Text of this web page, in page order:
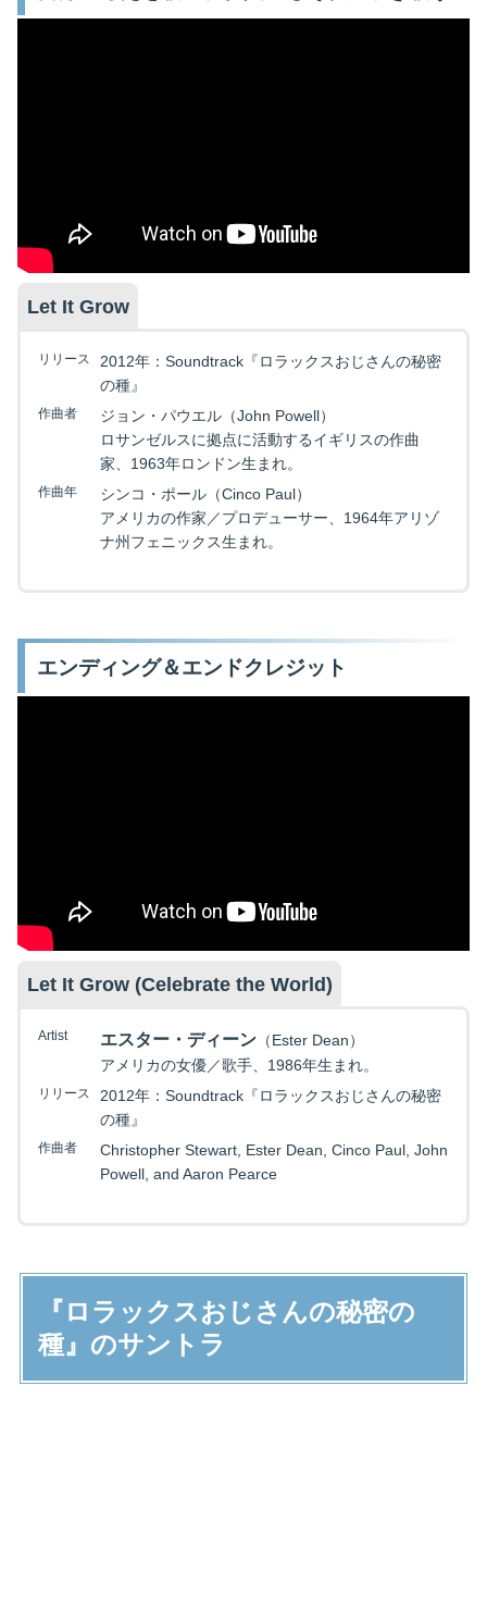
Let It Grow
リリース
2012年：Soundtrack『ロラックスおじさんの秘密
の種』
作曲者
ジョン・パウエル（John Powell）
ロサンゼルスに拠点に活動するイギリスの作曲
家、1963年ロンドン生まれ。
作曲年
シンコ・ポール（Cinco Paul）
アメリカの作家／プロデューサー、1964年アリゾ
ナ州フェニックス生まれ。
エンディング＆エンドクレジット
Let It Grow (Celebrate the World)
Artist エスター・ディーン（Ester Dean）
アメリカの女優／歌手、1986年生まれ。
リリース
2012年：Soundtrack『ロラックスおじさんの秘密
の種』
作曲者
Christopher Stewart, Ester Dean, Cinco Paul, John
Powell, and Aaron Pearce
『ロラックスおじさんの秘密の
種』のサントラ